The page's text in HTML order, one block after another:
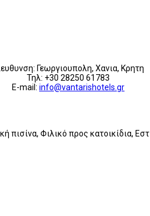
Γεωργιουπολη, Χανια, Κρητη
Τηλ: +30 28250 61783
E-mail: info@vantarishotels.gr
Φιλικό προς κατοικίδια,